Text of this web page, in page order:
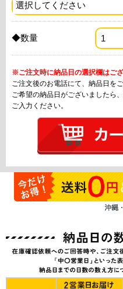
◆数量
※ご注文時に納品日の選択欄はご
ご注文後のお電話にて、納品日を
ご希望の納品日がございましたら
ご入力ください。